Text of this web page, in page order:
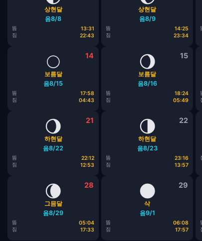
상현달
음8/8
뜸
13:31
짐
22:43
상현달
음8/9
뜸
14:25
짐
23:34
14
🌕
보름달
음8/15
뜸
17:58
짐
04:43
15
🌖
보름달
음8/16
뜸
18:24
짐
05:49
21
🌖
하현달
음8/22
뜸
22:12
짐
12:53
22
🌗
하현달
음8/23
뜸
23:16
짐
13:57
28
🌘
그믐달
음8/29
뜸
05:04
짐
17:33
29
🌑
삭
음9/1
뜸
06:08
짐
17:57